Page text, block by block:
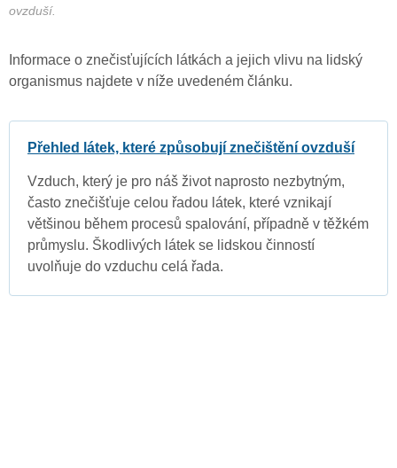
ovzduší.
Informace o znečisťujících látkách a jejich vlivu na lidský
organismus najdete v níže uvedeném článku.
Přehled látek, které způsobují znečištění ovzduší
Vzduch, který je pro náš život naprosto nezbytným,
často znečišťuje celou řadou látek, které vznikají
většinou během procesů spalování, případně v těžkém
průmyslu. Škodlivých látek se lidskou činností
uvolňuje do vzduchu celá řada.